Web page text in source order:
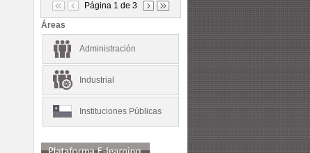
Página 1 de 3
Áreas
Administración
Industrial
Instituciones Públicas